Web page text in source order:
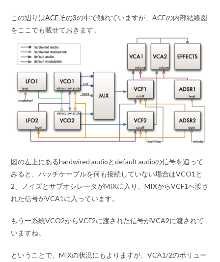
この辺りはACEその3の中で触れていますが、ACEの内部結線図
をここでも載せておきます。
図の左上にあるhardwired audioとdefault audioの信号を追って
みると、パッチケーブルを何も接続していない場合はVCO1と
2、ノイズとサブオシレータがMIXに入り、MIXからVCF1へ渡さ
れた信号がVCA1に入っています。
もう一系統VCO2からVCF2に渡された信号がVCA2に渡されて
いますね。
ということで、MIXの状況にもよりますが、VCA1/2のボリュー